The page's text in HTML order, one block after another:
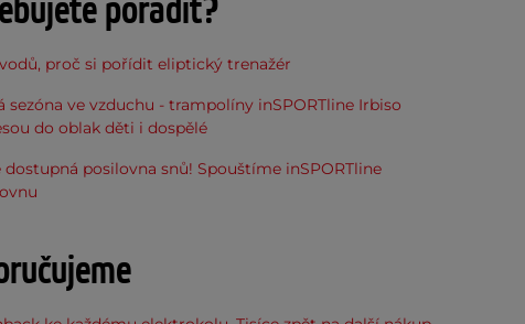
poradit?
proč si pořídit eliptický trenažér
sezóna ve vzduchu - trampolíny inSPORTline Irbiso
do oblak děti i dospělé
dostupná posilovna snů! Spouštíme inSPORTline